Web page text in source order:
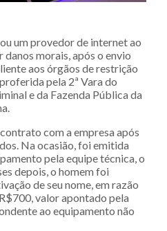
um provedor de internet ao
morais, após o envio
aos órgãos de restrição
pela 2ª Vara do
e da Fazenda Pública da
com a empresa após
Na ocasião, foi emitida
pela equipe técnica, o
depois, o homem foi
de seu nome, em razão
valor apontado pela
ao equipamento não